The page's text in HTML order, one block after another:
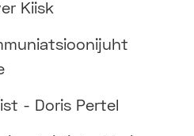
Kiisk
- Doris Pertel